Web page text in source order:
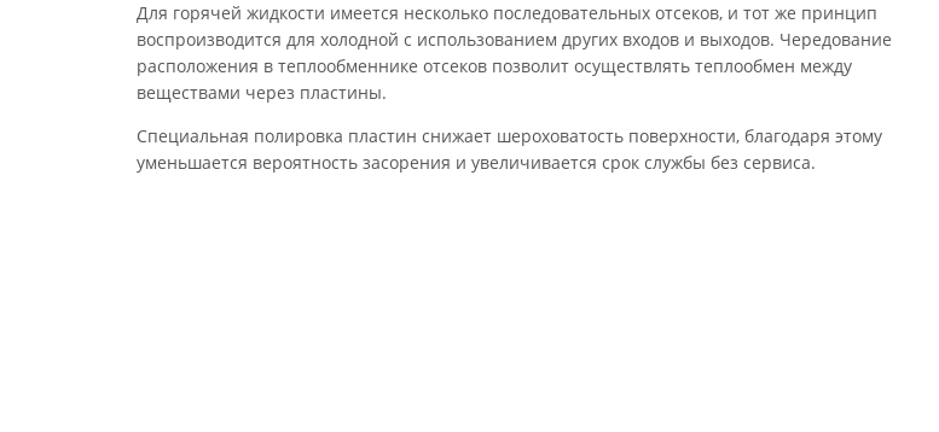
Для горячей жидкости имеется несколько последовательных отсеков, и тот же принцип
воспроизводится для холодной с использованием других входов и выходов. Чередование
расположения в теплообменнике отсеков позволит осуществлять теплообмен между
веществами через пластины.
Специальная полировка пластин снижает шероховатость поверхности, благодаря этому
уменьшается вероятность засорения и увеличивается срок службы без сервиса.